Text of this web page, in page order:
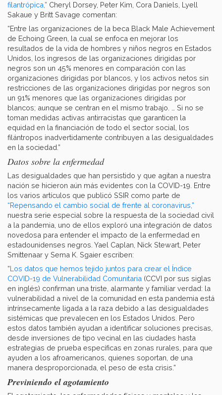
filantrópica,” Cheryl Dorsey, Peter Kim, Cora Daniels, Lyell
Sakaue y Britt Savage comentan:
“Entre las organizaciones de la beca Black Male Achievement
de Echoing Green, la cual se enfoca en mejorar los
resultados de la vida de hombres y niños negros en Estados
Unidos, los ingresos de las organizaciones dirigidas por
negros son un 45% menores en comparación con las
organizaciones dirigidas por blancos, y los activos netos sin
restricciones de las organizaciones dirigidas por negros son
un 91% menores que las organizaciones dirigidas por
blancos; aunque se centran en el mismo trabajo. … Si no se
toman medidas activas antirracistas que garanticen la
equidad en la financiación de todo el sector social, los
filántropos inadvertidamente contribuyen a las desigualdades
en la sociedad.”
Datos sobre la enfermedad
Las desigualdades que han persistido y que agitan a nuestra
nación se hicieron aún más evidentes con la COVID-19. Entre
los varios artículos que publicó SSIR como parte de
“Repensando el cambio social de frente al coronavirus,”
nuestra serie especial sobre la respuesta de la sociedad civil
a la pandemia, uno de ellos exploró una integración de datos
novedosa para entender el impacto de la enfermedad en
estadounidenses negros. Yael Caplan, Nick Stewart, Peter
Smittenaar y Sema K. Sgaier escriben:
“Los datos que hemos tejido juntos para crear el Índice
COVID-19 de Vulnerabilidad Comunitaria (CCVI por sus siglas
en inglés) confirman una triste, alarmante y familiar verdad: la
vulnerabilidad a nivel de la comunidad en esta pandemia está
intrínsecamente ligada a la raza debido a las desigualdades
sistémicas que prevalecen en los Estados Unidos. Pero
estos datos también ayudan a identificar soluciones precisas,
desde inversiones de tipo vecinal en las ciudades hasta
estrategias de prueba específicas en zonas rurales, para que
ayuden a los afroamericanos, quienes soportan, de una
manera desproporcionada, el peso de esta crisis.”
Previniendo el agotamiento